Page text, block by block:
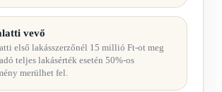
vevő
első lakásszerzőnél 15 millió Ft-ot meg
teljes lakásérték esetén 50%-os
merülhet fel.